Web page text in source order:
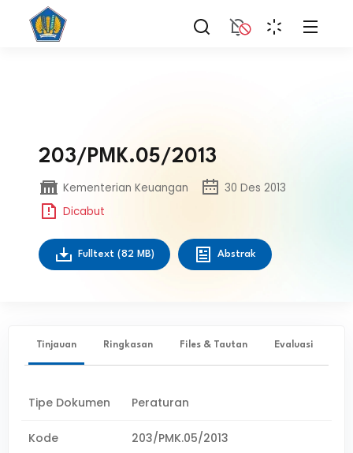
203/PMK.05/2013
Kementerian Keuangan
30 Des 2013
Dicabut
Fulltext (82 MB) Abstrak
Tinjauan Ringkasan Files & Tautan Evaluasi
Tipe Dokumen Peraturan
Kode 203/PMK.05/2013